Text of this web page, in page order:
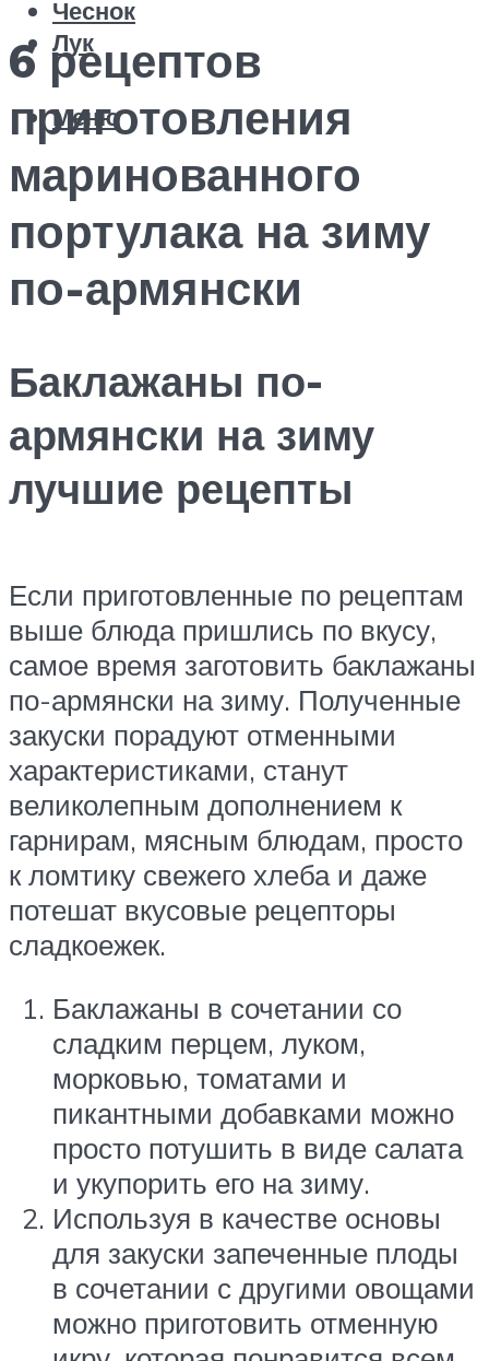
Чеснок
Лук
Меню
6 рецептов
приготовления
маринованного
портулака на зиму
по-армянски
Баклажаны по-
армянски на зиму
лучшие рецепты
Если приготовленные по рецептам
выше блюда пришлись по вкусу,
самое время заготовить баклажаны
по-армянски на зиму. Полученные
закуски порадуют отменными
характеристиками, станут
великолепным дополнением к
гарнирам, мясным блюдам, просто
к ломтику свежего хлеба и даже
потешат вкусовые рецепторы
сладкоежек.
Баклажаны в сочетании со
сладким перцем, луком,
морковью, томатами и
пикантными добавками можно
просто потушить в виде салата
и укупорить его на зиму.
Используя в качестве основы
для закуски запеченные плоды
в сочетании с другими овощами
можно приготовить отменную